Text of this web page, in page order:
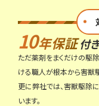
10年保証付
ただ薬剤をまくだけの駆
ける職人が根本から害獣
更に弊社では、害獣駆除
います。